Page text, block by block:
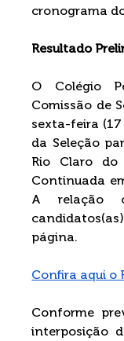
cronograma
Resultado
O Colégio
Comissão de
sexta-feira
da Seleção
Rio Claro do
Continuada
A relação
página.
Confira aqui o
Conforme
interposição